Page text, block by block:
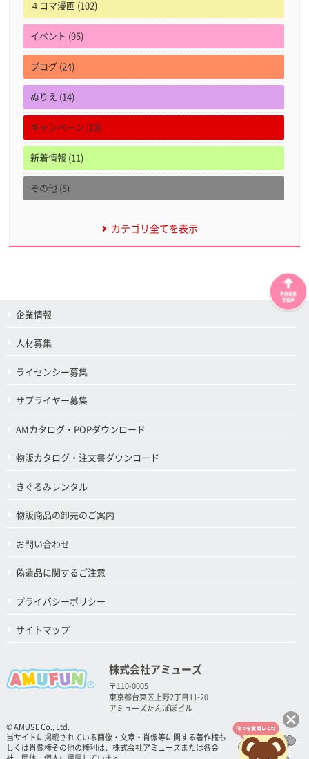
４コマ漫画 (102)
イベント (95)
ブログ (24)
ぬりえ (14)
キャンペーン (13)
新着情報 (11)
その他 (5)
カテゴリ全てを表示
企業情報
人材募集
ライセンシー募集
サプライヤー募集
AMカタログ・POPダウンロード
物販カタログ・注文書ダウンロード
きぐるみレンタル
物販商品の卸売のご案内
お問い合わせ
偽造品に関するご注意
プライバシーポリシー
サイトマップ
株式会社アミューズ
〒110-0005
東京都台東区上野2丁目11-20
アミューズたんぽぽビル
© AMUSE Co., Ltd.
当サイトに掲載されている画像・文章・肖像等に関する著作権も
しくは肖像権その他の権利は、株式会社アミューズまたは各会